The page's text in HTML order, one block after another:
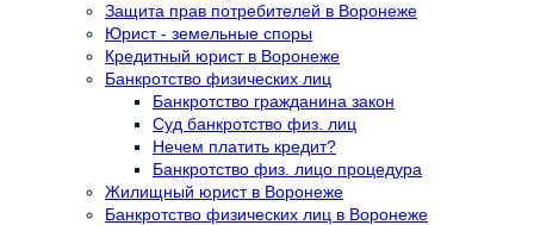
Защита прав потребителей в Воронеже
Юрист - земельные споры
Кредитный юрист в Воронеже
Банкротство физических лиц
Банкротство гражданина закон
Суд банкротство физ. лиц
Нечем платить кредит?
Банкротство физ. лицо процедура
Жилищный юрист в Воронеже
Банкротство физических лиц в Воронеже